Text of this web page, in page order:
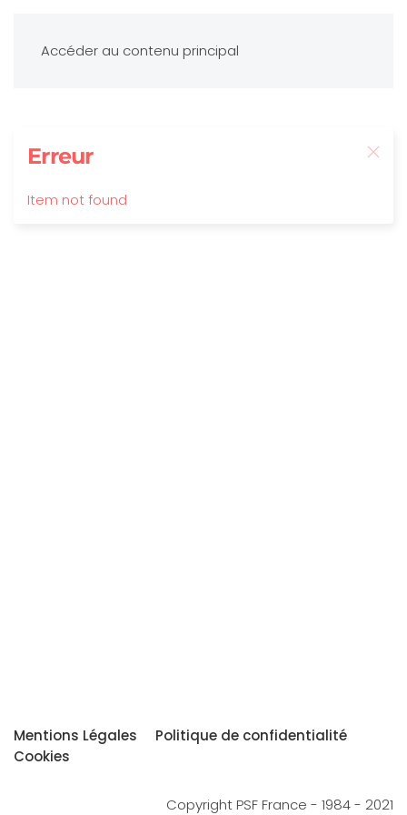
Accéder au contenu principal
Erreur
Item not found
Mentions Légales
Politique de confidentialité
Cookies
Copyright PSF France - 1984 - 2021